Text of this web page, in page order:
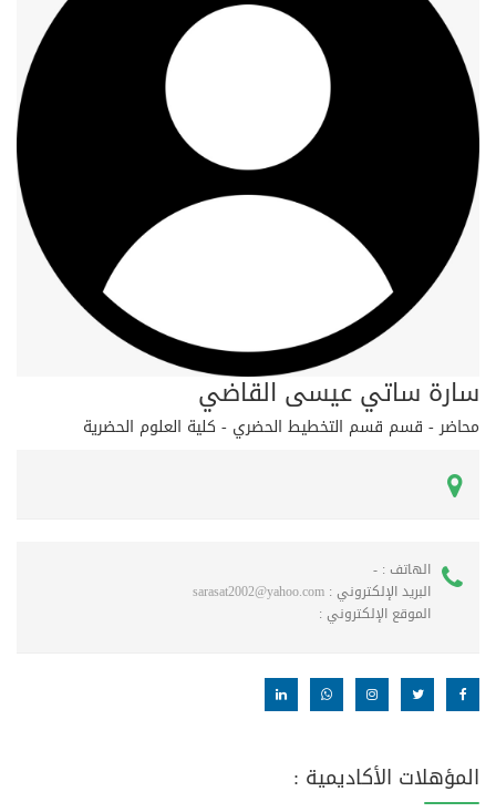
سارة ساتي عيسى القاضي
محاضر - قسم قسم التخطيط الحضري - كلية العلوم الحضرية
الهاتف : -
البريد الإلكتروني : sarasat2002@yahoo.com
الموقع الإلكتروني :
المؤهلات الأكاديمية :